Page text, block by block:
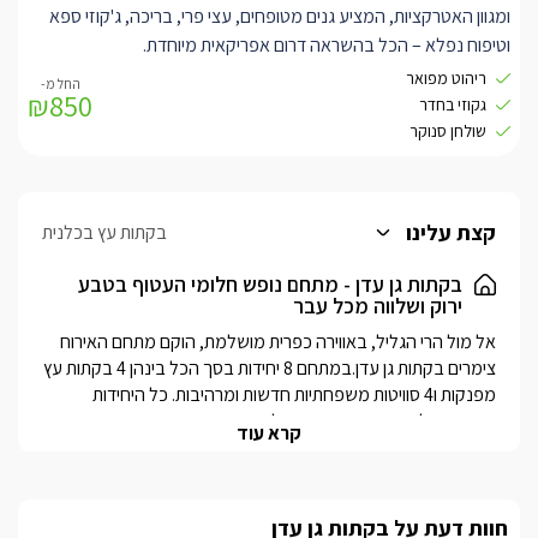
ומגוון האטרקציות, המציע גנים מטופחים, עצי פרי, בריכה, ג'קוזי ספא
וטיפוח נפלא – הכל בהשראה דרום אפריקאית מיוחדת.
הסוויטה גדולה וחדשה עם קומת גלריה מדהימה לילדים, מאובזרת
היטב וכוללת מרפסת פרטית המשקיפה אל כל הגן.
עוד בסוויטה תוכלו ליהנות מאבזור וריהוט חדיש ומפואר, מרחב גדול
פינות מנוחה ואירוח.
ריהוט מפואר
גקוזי בחדר
שולחן סנוקר
₪850
קצת עלינו בקתות עץ בכלנית
בקתות גן עדן - מתחם נופש חלומי העטוף בטבע
ירוק ושלווה מכל עבר
קרא עוד
חוות דעת על בקתות גן עדן